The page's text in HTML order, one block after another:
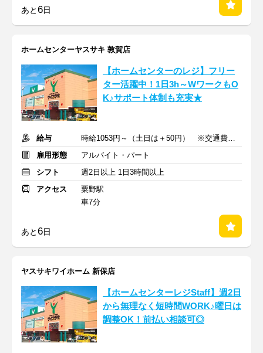
あと6日
ホームセンターヤスサキ 敦賀店
【ホームセンターのレジ】フリー
ター活躍中！1日3h～WワークもO
K♪サポート体制も充実★
給与
時給1053円～（土日は＋50円） ※交通費一部支給
雇用形態
アルバイト・パート
シフト
週2日以上 1日3時間以上
アクセス
粟野駅
車7分
あと6日
ヤスサキワイホーム 新保店
【ホームセンターレジStaff】週2日
から無理なく短時間WORK♪曜日は
調整OK！前払い相談可◎